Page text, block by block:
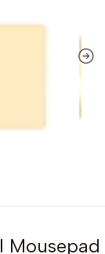
Mousepad